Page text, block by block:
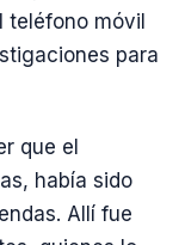
teléfono móvil
para
que el
había sido
Allí fue